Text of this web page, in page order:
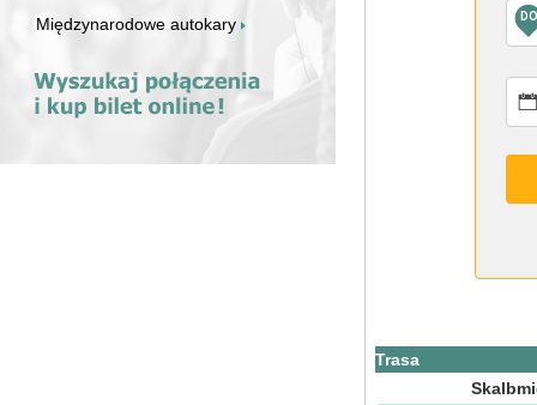
Międzynarodowe autokary DO
Trasa